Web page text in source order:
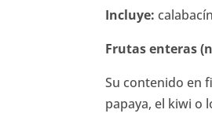
Incluye:
Frutas enteras
Su contenido en
papaya, el kiwi o